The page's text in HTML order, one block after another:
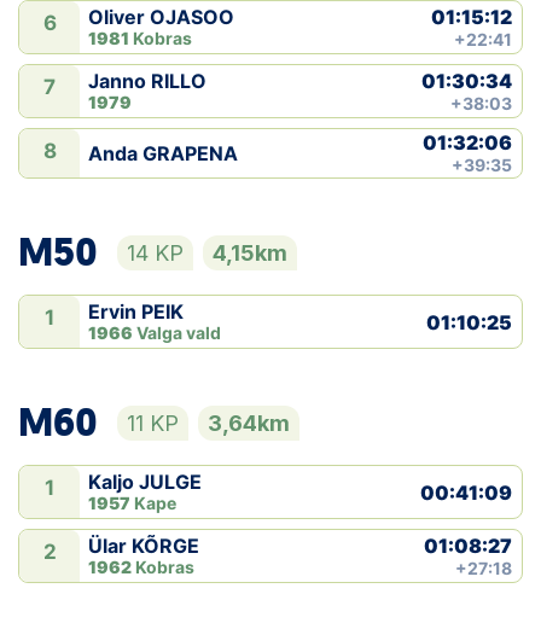
6 Oliver OJASOO
1981 Kobras
01:15:12
+22:41
7 Janno RILLO
1979
01:30:34
+38:03
8 Anda GRAPENA 01:32:06
+39:35
M50 14 KP 4,15km
1 Ervin PEIK
1966 Valga vald 01:10:25
M60 11 KP 3,64km
1 Kaljo JULGE
1957 Kape 00:41:09
2 Ülar KÕRGE
1962 Kobras
01:08:27
+27:18